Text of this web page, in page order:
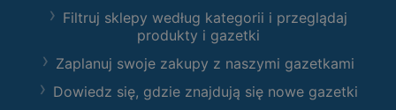
Filtruj sklepy według kategorii i przeglądaj
produkty i gazetki
Zaplanuj swoje zakupy z naszymi gazetkami
Dowiedz się, gdzie znajdują się nowe gazetki